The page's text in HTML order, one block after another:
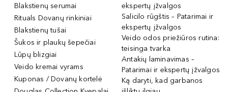
Blakstienų serumai
Rituals Dovanų rinkiniai
Blakstienų tušai
Šukos ir plaukų šepečiai
Lūpų blizgiai
Veido kremai vyrams
Kuponas / Dovanų kortelė
ekspertų įžvalgos
Salicilo rūgštis – Patarimai ir
ekspertų įžvalgos
Veido odos priežiūros rutina:
teisinga tvarka
Antakių laminavimas –
Patarimai ir ekspertų įžvalgos
Ką daryti, kad garbanos